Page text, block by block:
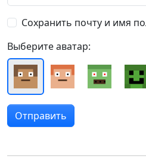
Сохранить почту и имя
Выберите аватар: